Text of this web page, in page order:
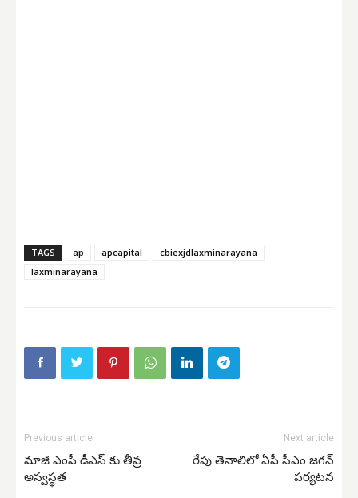
TAGS ap apcapital
cbiexjdlaxminarayana
laxminarayana
Previous article
మాజీ ఎంపీ డీఎస్ కు తీవ్ర
అస్వస్థత
Next article
రేపు తెనాలిలో ఏపీ సీఎం జగన్
పర్యటన